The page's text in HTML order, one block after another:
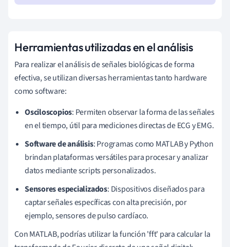
Herramientas utilizadas en el análisis
Para realizar el análisis de señales biológicas de forma
efectiva, se utilizan diversas herramientas tanto hardware
como software:
Osciloscopios: Permiten observar la forma de las señales
en el tiempo, útil para mediciones directas de ECG y EMG.
Software de análisis: Programas como MATLAB y Python
brindan plataformas versátiles para procesar y analizar
datos mediante scripts personalizados.
Sensores especializados: Dispositivos diseñados para
captar señales específicas con alta precisión, por
ejemplo, sensores de pulso cardíaco.
Con MATLAB, podrías utilizar la función 'fft' para calcular la